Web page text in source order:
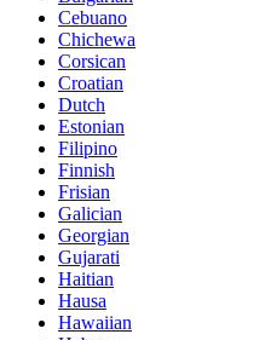
Cebuano
Chichewa
Corsican
Croatian
Dutch
Estonian
Filipino
Finnish
Frisian
Galician
Georgian
Gujarati
Haitian
Hausa
Hawaiian